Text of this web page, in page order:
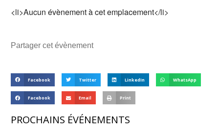
<li>Aucun évènement à cet emplacement</li>
Partager cet évènement
Facebook Twitter LinkedIn WhatsApp
Facebook Email Print
PROCHAINS ÉVÉNEMENTS